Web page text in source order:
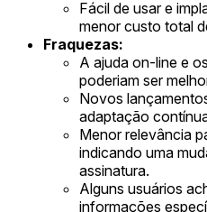
Fácil de usar e
menor custo total
Fraquezas:
A ajuda on-line e
poderiam ser
Novos
adaptação
Menor relevância
indicando uma
assinatura.
Alguns usuários
informações